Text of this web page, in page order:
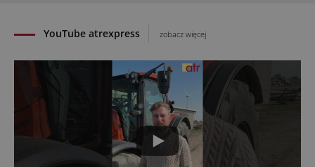
YouTube atrexpress zobacz więcej